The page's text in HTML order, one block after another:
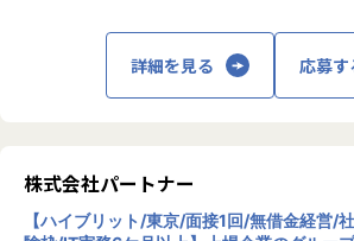
└配属先はチーム＋教育係体制で、すぐ相
・営業＆キャリアアドバイザーが伴走
└日常的に連絡しやすく、安心して話せる
回の面談を通じて方向性を確認しながら、
ントスキルを磨けるようサポートします。
＜チーム組織構成＞
入社後は原則2名以上のチームに配属され
や丸投げはないです。
詳細を見る 応募す
株式会社パートナー
【ハイブリット/東京/面接1回/無借金経営/